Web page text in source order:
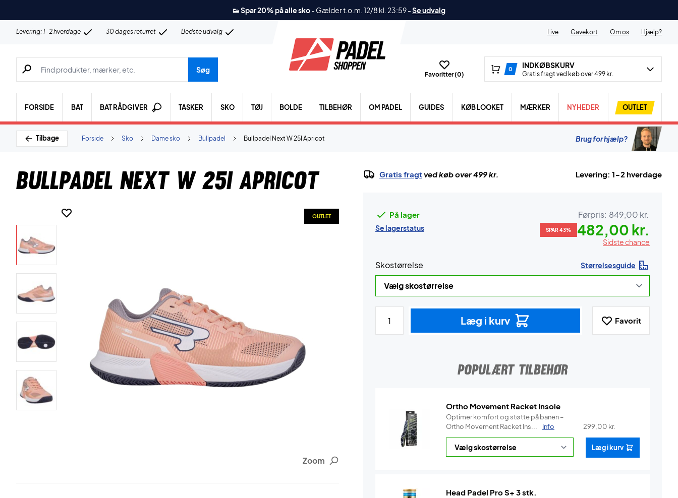
👟 Spar 20% på alle sko- Gælder t.o.m. 12/8 kl. 23:59-Se udvalg
Levering: 1-2 hverdage 30 dages returret Bedste udvalg Live Gavekort Om os Hjælp?
Søg efter produkter, mærker etc.
Søg
Favoritter (0)
0 INDKØBSKURV
Gratis fragt ved køb over 499 kr.
FORSIDE BAT BAT RÅDGIVER TASKER SKO TØJ BOLDE TILBEHØR OM PADEL GUIDES KØB LOOKET MÆRKER NYHEDER OUTLET
Tilbage Bullpadel Next W 25I Apricot
Bullpadel
Dame sko
Sko
Forside Brug for hjælp?
Bullpadel Next W 25I Apricot
Zoom
OUTLET
Gratis fragtved køb over 499 kr. Levering: 1-2 hverdage
På lager
Se lagerstatus
Førpris: 849,00 kr.
SPAR 43% 482,00 kr.
Sidste chance
Skostørrelse Størrelsesguide
Læg i kurv Favorit
POPULÆRT TILBEHØR
Ortho Movement Racket Insole
Optimer komfort og støtte på banen –
Ortho Movement Racket Ins...
Info 299,00 kr.
Læg i kurv
Head Padel Pro S+ 3 stk.